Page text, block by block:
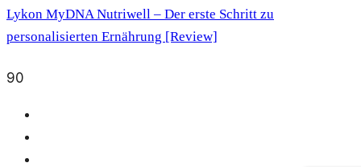
Lykon MyDNA Nutriwell – Der erste Schritt zu
personalisierten Ernährung [Review]
90